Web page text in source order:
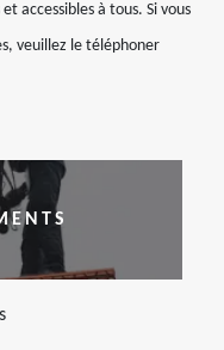
accessibles à tous. Si vous
veuillez le téléphoner